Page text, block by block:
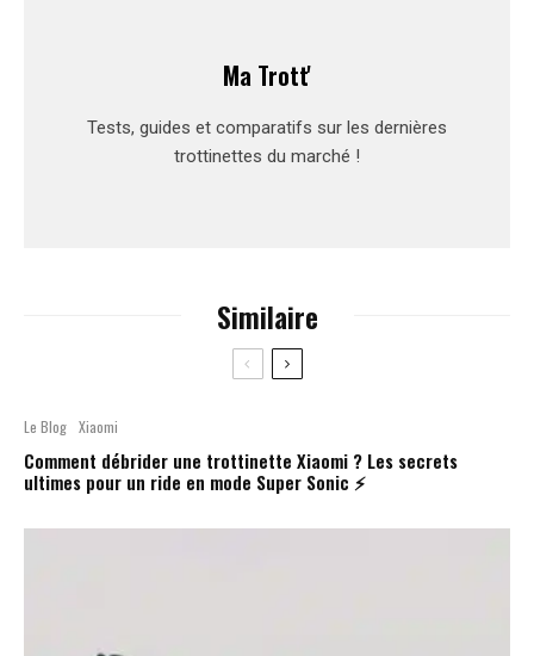
Ma Trott'
Tests, guides et comparatifs sur les dernières
trottinettes du marché !
Similaire
Le Blog Xiaomi
Comment débrider une trottinette Xiaomi ? Les secrets
ultimes pour un ride en mode Super Sonic ⚡